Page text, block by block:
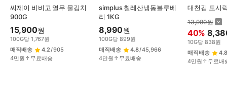
씨제이 비비고 열무 물김치
900G
15,900원
100G당 1,767원
매직배송
4.2/905
4만원↑무료배송
simplus 칠레산냉동블루베
리 1KG
8,990원
100G당 899원
매직배송
4.8/45,966
4만원↑무료배송
대천김 도시
13,980원
40%
10G당 838원
매직배송
4.8
4만원↑무료배